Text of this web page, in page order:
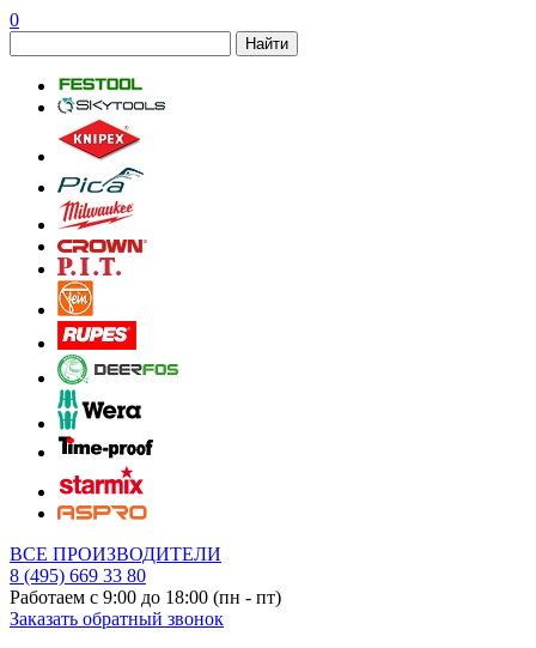
0
Найти
ВСЕ ПРОИЗВОДИТЕЛИ
8 (495) 669 33 80
Работаем с 9:00 до 18:00 (пн - пт)
Заказать обратный звонок